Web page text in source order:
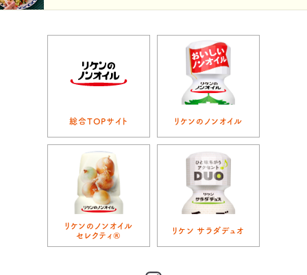
総合TOPサイト リケンのノンオイル
リケンのノンオイル
セレクティ®
リケン サラダデュオ